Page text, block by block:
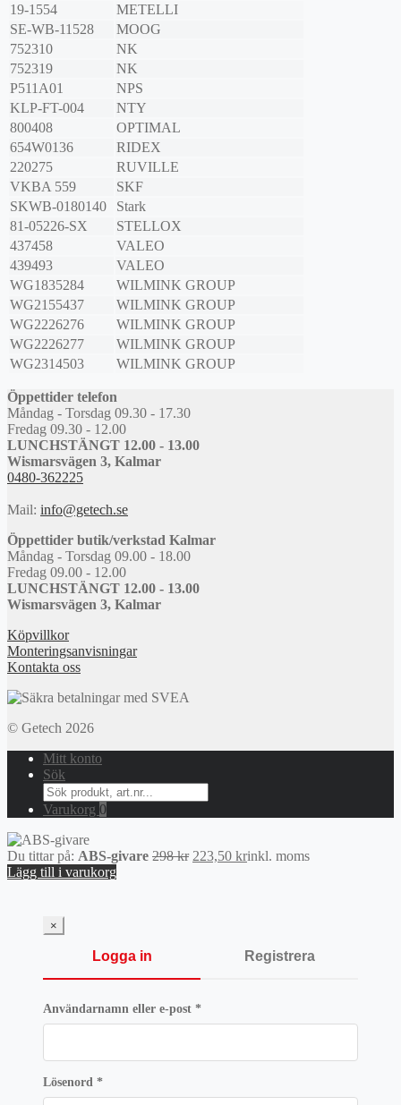
19-1554
METELLI
SE-WB-11528
MOOG
752310
NK
752319
NK
P511A01
NPS
KLP-FT-004
NTY
800408
OPTIMAL
654W0136
RIDEX
220275
RUVILLE
VKBA 559
SKF
SKWB-0180140
Stark
81-05226-SX
STELLOX
437458
VALEO
439493
VALEO
WG1835284
WILMINK GROUP
WG2155437
WILMINK GROUP
WG2226276
WILMINK GROUP
WG2226277
WILMINK GROUP
WG2314503
WILMINK GROUP
Öppettider telefon
Måndag - Torsdag 09.30 - 17.30
Fredag 09.30 - 12.00
LUNCHSTÄNGT 12.00 - 13.00
Wismarsvägen 3, Kalmar
0480-362225
Mail: info@getech.se
Öppettider butik/verkstad Kalmar
Måndag - Torsdag 09.00 - 18.00
Fredag 09.00 - 12.00
LUNCHSTÄNGT 12.00 - 13.00
Wismarsvägen 3, Kalmar
Köpvillkor
Monteringsanvisningar
Kontakta oss
© Getech 2026
Mitt konto
Sök
Search
for:
Varukorg 0
Du tittar på: ABS-givare 298kr Det
223,50 krDet
inkl. moms
Lägg till i varukorg
×
Logga in Registrera
Användarnamn eller e-post *Obligatoriskt
Lösenord *Obligatoriskt